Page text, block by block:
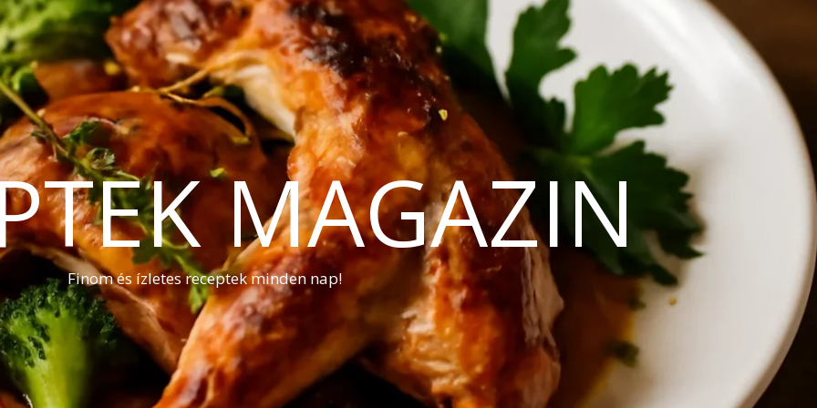
MAGAZIN
Finom és ízletes receptek minden nap!